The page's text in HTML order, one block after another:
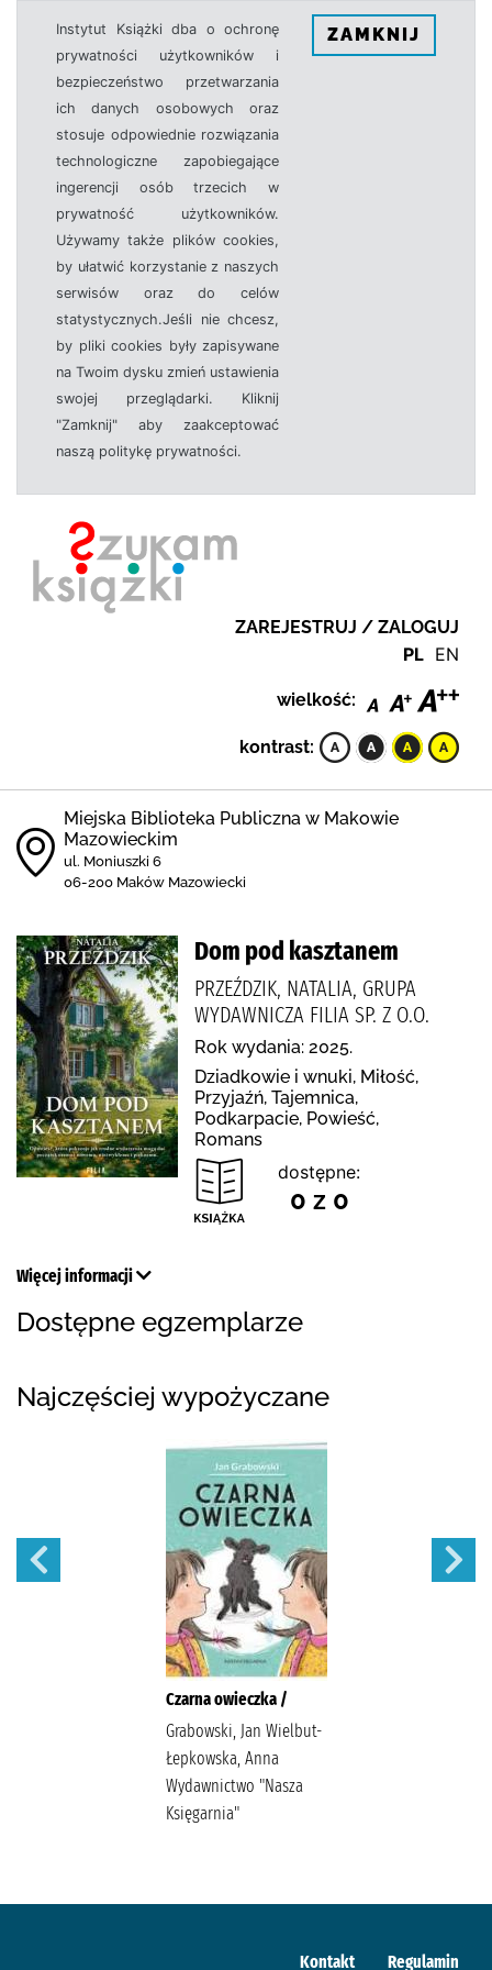
Instytut Książki dba o ochronę
prywatności użytkowników i
bezpieczeństwo przetwarzania
ich danych osobowych oraz
stosuje odpowiednie rozwiązania
technologiczne zapobiegające
ingerencji osób trzecich w
prywatność użytkowników.
Używamy także plików cookies,
by ułatwić korzystanie z naszych
serwisów oraz do celów
statystycznych.Jeśli nie chcesz,
by pliki cookies były zapisywane
na Twoim dysku zmień ustawienia
swojej przeglądarki. Kliknij
"Zamknij" aby zaakceptować
naszą politykę prywatności.
ZAMKNIJ
ZAREJESTRUJ / ZALOGUJ
PL EN
wielkość:
kontrast:
Miejska Biblioteka Publiczna w Makowie
Mazowieckim
ul. Moniuszki 6
06-200 Maków Mazowiecki
Dom pod kasztanem
PRZEŹDZIK, NATALIA, GRUPA
WYDAWNICZA FILIA SP. Z O.O.
Rok wydania: 2025.
Dziadkowie i wnuki, Miłość,
Przyjaźń, Tajemnica,
Podkarpacie, Powieść,
Romans
dostępne:
0 z 0
Więcej informacji
Dostępne egzemplarze
Najczęściej wypożyczane
Czarna owieczka /
Grabowski, Jan Wielbut-
Łepkowska, Anna
Wydawnictwo "Nasza
Księgarnia"
Kontakt Regulamin